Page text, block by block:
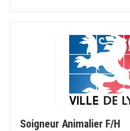
Soigneur Animalier F/H